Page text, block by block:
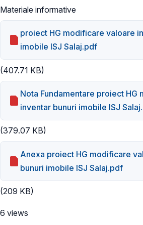
Materiale informative
proiect HG modificare valoare
imobile ISJ Salaj.pdf
(407.71 KB)
Nota Fundamentare proiect HG
inventar bunuri imobile ISJ
(379.07 KB)
Anexa proiect HG modificare
bunuri imobile ISJ Salaj.pdf
(209 KB)
6 views